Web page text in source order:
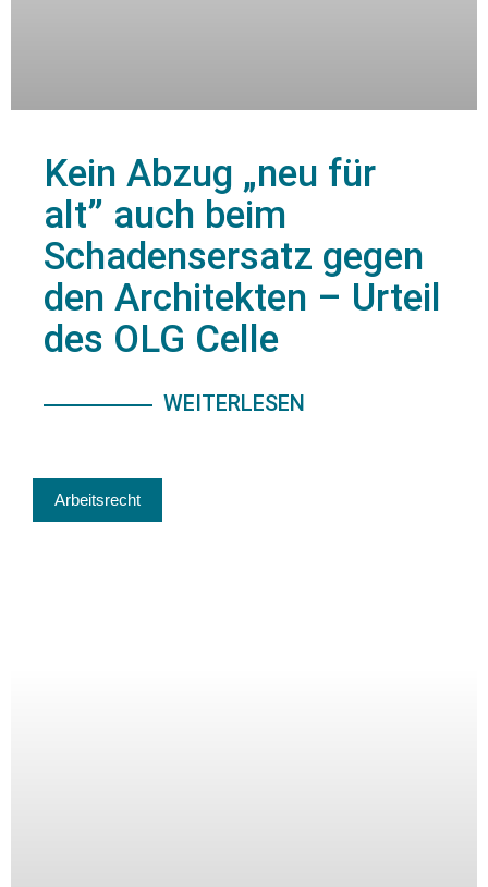
Kein Abzug „neu für
alt” auch beim
Schadensersatz gegen
den Architekten – Urteil
des OLG Celle
WEITERLESEN
Arbeitsrecht